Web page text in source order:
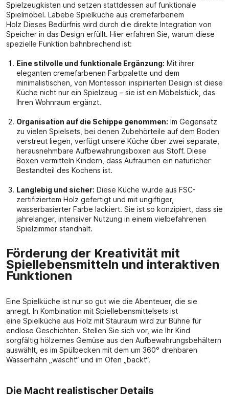
Spielzeugkisten und setzen stattdessen auf funktionale
Spielmöbel. Labebe Spielküche aus cremefarbenem
Holz Dieses Bedürfnis wird durch die direkte Integration von
Speicher in das Design erfüllt. Hier erfahren Sie, warum diese
spezielle Funktion bahnbrechend ist:
Eine stilvolle und funktionale Ergänzung: Mit ihrer
eleganten cremefarbenen Farbpalette und dem
minimalistischen, von Montessori inspirierten Design ist diese
Küche nicht nur ein Spielzeug – sie ist ein Möbelstück, das
Ihren Wohnraum ergänzt.
Organisation auf die Schippe genommen: Im Gegensatz
zu vielen Spielsets, bei denen Zubehörteile auf dem Boden
verstreut liegen, verfügt unsere Küche über zwei separate,
herausnehmbare Aufbewahrungsboxen aus Stoff. Diese
Boxen vermitteln Kindern, dass Aufräumen ein natürlicher
Bestandteil des Kochens ist.
Langlebig und sicher: Diese Küche wurde aus FSC-
zertifiziertem Holz gefertigt und mit ungiftiger,
wasserbasierter Farbe lackiert. Sie ist so konzipiert, dass sie
jahrelanger, intensiver Nutzung in einem vielbefahrenen
Spielzimmer standhält.
Förderung der Kreativität mit
Spiellebensmitteln und interaktiven
Funktionen
Eine Spielküche ist nur so gut wie die Abenteuer, die sie
anregt. In Kombination mit Spiellebensmittelsets ist
eine Spielküche aus Holz mit Stauraum wird zur Bühne für
endlose Geschichten. Stellen Sie sich vor, wie Ihr Kind
sorgfältig hölzernes Gemüse aus den Aufbewahrungsbehältern
auswählt, es im Spülbecken mit dem um 360° drehbaren
Wasserhahn „wäscht“ und im Ofen „backt“.
Die Macht realistischer Details